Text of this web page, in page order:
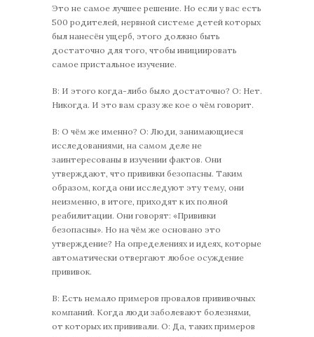
Это не самое лучшее решение. Но если у вас есть
500 родителей, нервной системе детей которых
был нанесён ущерб, этого должно быть
достаточно для того, чтобы инициировать
самое пристальное изучение.
В: И этого когда-либо было достаточно? О: Нет.
Никогда. И это вам сразу же кое о чём говорит.
В: О чём же именно? О: Люди, занимающиеся
исследованиями, на самом деле не
заинтересованы в изучении фактов. Они
утверждают, что прививки безопасны. Таким
образом, когда они исследуют эту тему, они
неизменно, в итоге, приходят к их полной
реабилитации. Они говорят: «Прививки
безопасны». Но на чём же основано это
утверждение? На определениях и идеях, которые
автоматически отвергают любое осуждение
прививок.
В: Есть немало примеров провалов прививочных
компаний. Когда люди заболевают болезнями,
от которых их прививали. О: Да, таких примеров